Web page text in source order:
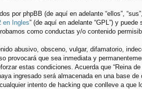
por phpBB (de aquí en adelante “ellos”,
en Ingles” (de aquí en adelante “GPL”) y puede
como conductas y/o contenido
abusivo, obsceno, vulgar, difamatorio,
provocará que sea inmediata y
estas condiciones. Acuerda que “Reina
ingresado será almacenada en una base
intento de hacking que conlleve a que